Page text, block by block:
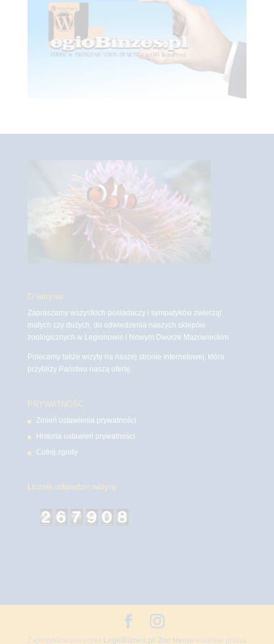
O witrynie
Zapraszamy wszystkich posiadaczy i sympatyków zwierząt
małych czy dużych, do odwiedzenia naszych sklepów
zoologicznych w Legionowie i Nowym Dworze Mazowieckim
Polecamy także wizytę na naszej stronie internetowej, która
przybliży Państwu naszą ofertę.
PRYWATNOŚĆ
Zmień ustawienia prywatności
Historia ustawień prywatności
Cofnij zgody
Licznik odwiedzin witryny
Zaprojektowane przez LegioBiznes.pl / Zoo Nemowszelkie prawa